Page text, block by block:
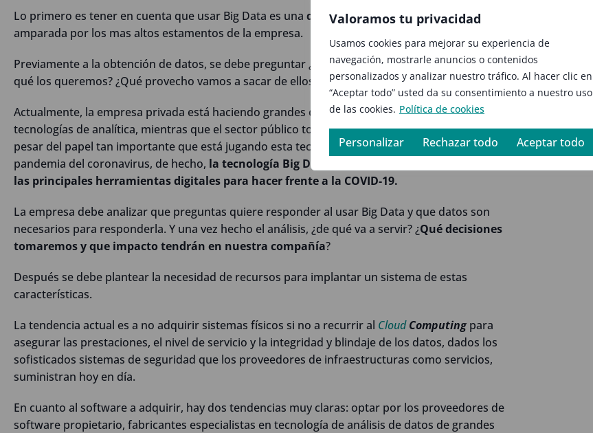
Valoramos tu privacidad
Usamos cookies para mejorar su experiencia de
navegación, mostrarle anuncios o contenidos
personalizados y analizar nuestro tráfico. Al hacer clic en
“Aceptar todo” usted da su consentimiento a nuestro uso
de las cookies. Política de cookies
Personalizar Rechazar todo Aceptar todo
Lo primero es tener en cuenta que usar Big Data es una decisión estratégica y debe estar
amparada por los mas altos estamentos de la empresa.
Previamente a la obtención de datos, se debe preguntar ¿Qué queremos hacer con ellos? ¿Para
qué los queremos? ¿Qué provecho vamos a sacar de ellos?
Actualmente, la empresa privada está haciendo grandes esfuerzos por incorporar Big Data y
tecnologías de analítica, mientras que el sector público todavía no tiene claras sus estrategias, a
pesar del papel tan importante que está jugando esta tecnología en la lucha sanitaria contra la
pandemia del coronavirus, de hecho, la tecnología Big Data se ha convertido en el impulsor de
las principales herramientas digitales para hacer frente a la COVID-19.
La empresa debe analizar que preguntas quiere responder al usar Big Data y que datos son
necesarios para responderla. Y una vez hecho el análisis, ¿de qué va a servir? ¿Qué decisiones
tomaremos y que impacto tendrán en nuestra compañía?
Después se debe plantear la necesidad de recursos para implantar un sistema de estas
características.
La tendencia actual es a no adquirir sistemas físicos si no a recurrir al CloudComputing para
asegurar las prestaciones, el nivel de servicio y la integridad y blindaje de los datos, dados los
sofisticados sistemas de seguridad que los proveedores de infraestructuras como servicios,
suministran hoy en día.
En cuanto al software a adquirir, hay dos tendencias muy claras: optar por los proveedores de
software propietario, fabricantes especialistas en tecnología de análisis de datos de grandes